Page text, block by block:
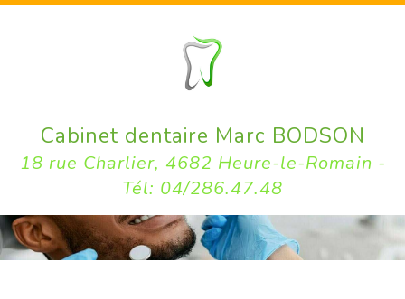
Cabinet dentaire Marc BODSON
18 rue Charlier, 4682 Heure-le-Romain -
Tél: 04/286.47.48